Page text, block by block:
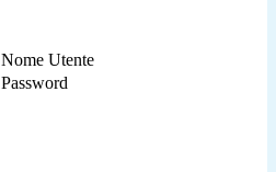
Nome Utente
Password